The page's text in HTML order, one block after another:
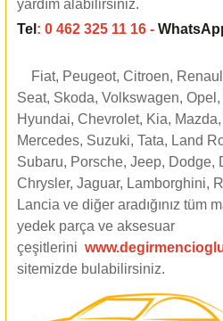
yardım alabilirsiniz.
Tel : 0 462 325 11 16 -
Fiat, Peugeot, Citroen,
Seat, Skoda, Volkswagen,
Hyundai, Chevrolet, Kia,
Mercedes, Suzuki, Tata, Land
Subaru, Porsche, Jeep, Dodge,
Chrysler, Jaguar, Lamborghini,
Lancia ve diğer aradığınız tüm
yedek parça ve aksesuar
çeşitlerini
sitemizde bulabilirsiniz.